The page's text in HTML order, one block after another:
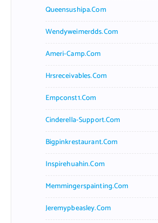
Queensushipa.com
Wendyweimerdds.com
Ameri-Camp.com
Hrsreceivables.com
Empconst1.com
Cinderella-Support.com
Bigpinkrestaurant.com
Inspirehuahin.com
Memmingerspainting.com
Jeremypbeasley.com